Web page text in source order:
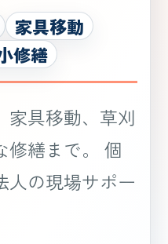
家具移動
修繕
家具移動、草刈
修繕まで。 個
人の現場サポー